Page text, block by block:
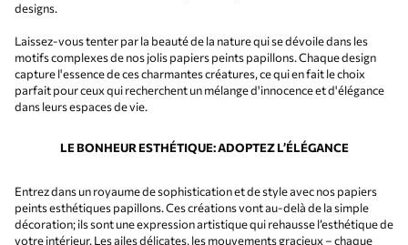
designs.
Laissez-vous tenter par la beauté de la nature qui se dévoile dans les
motifs complexes de nos jolis papiers peints papillons. Chaque design
capture l'essence de ces charmantes créatures, ce qui en fait le choix
parfait pour ceux qui recherchent un mélange d'innocence et d'élégance
dans leurs espaces de vie.
LE BONHEUR ESTHÉTIQUE: ADOPTEZ L’ÉLÉGANCE
Entrez dans un royaume de sophistication et de style avec nos papiers
peints esthétiques papillons. Ces créations vont au-delà de la simple
décoration; ils sont une expression artistique qui rehausse l’esthétique de
votre intérieur. Les ailes délicates, les mouvements gracieux – chaque